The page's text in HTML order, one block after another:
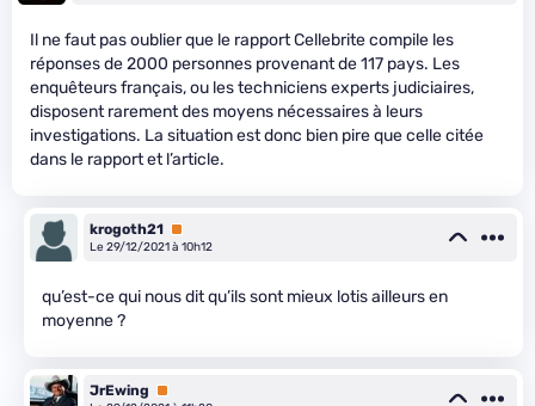
Il ne faut pas oublier que le rapport Cellebrite compile les
réponses de 2000 personnes provenant de 117 pays. Les
enquêteurs français, ou les techniciens experts judiciaires,
disposent rarement des moyens nécessaires à leurs
investigations. La situation est donc bien pire que celle citée
dans le rapport et l’article.
krogoth21 Premium
Le 29/12/2021 à 10h12
qu’est-ce qui nous dit qu’ils sont mieux lotis ailleurs en
moyenne ?
JrEwing
Premium